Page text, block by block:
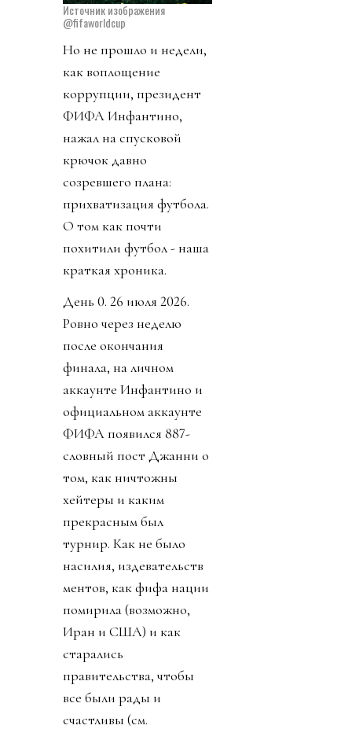
Источник изображения
@fifaworldcup
Но не прошло и недели,
как воплощение
коррупции, президент
ФИФА Инфантино,
нажал на спусковой
крючок давно
созревшего плана:
прихватизация футбола.
О том как почти
похитили футбол - наша
краткая хроника.
День 0. 26 июля 2026.
Ровно через неделю
после окончания
финала, на личном
аккаунте Инфантино и
официальном аккаунте
ФИФА появился 887-
словный пост Джанни о
том, как ничтожны
хейтеры и каким
прекрасным был
турнир. Как не было
насилия, издевательств
ментов, как фифа нации
помирила (возможно,
Иран и США) и как
старались
правительства, чтобы
все были рады и
счастливы (см.